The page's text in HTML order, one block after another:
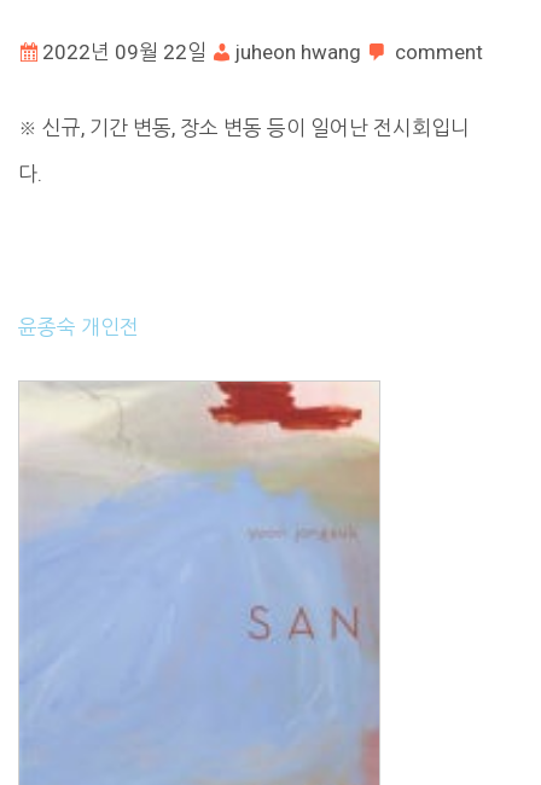
2022년 09월 22일 juheon hwang comment
※ 신규, 기간 변동, 장소 변동 등이 일어난 전시회입니
다.
윤종숙 개인전